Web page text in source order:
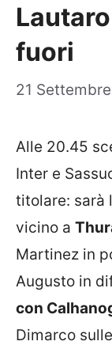
fuori
21
Alle 20.45
Inter e
titolare: sarà
vicino a
Martinez in
Augusto in
con
Dimarco